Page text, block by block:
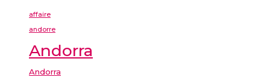
affaire
andorre
Andorra
Andorra